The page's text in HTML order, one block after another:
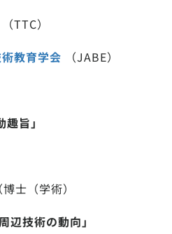
（TTC）
教育学会 （JABE）
旨」
士（学術）
辺技術の動向」